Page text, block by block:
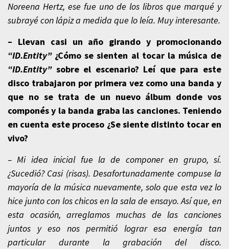
Noreena Hertz, ese fue uno de los libros que marqué y
subrayé con lápiz a medida que lo leía. Muy interesante.
– Llevan casi un año girando y promocionando
“ID.Entity”¿Cómo se sienten al tocar la música de
“ID.Entity”sobre el escenario? Leí que para este
disco trabajaron por primera vez como una banda y
que no se trata de un nuevo álbum donde vos
componés y la banda graba las canciones. Teniendo
en cuenta este proceso ¿Se siente distinto tocar en
vivo?
– Mi idea inicial fue la de componer en grupo, sí.
¿Sucedió? Casi (risas). Desafortunadamente compuse la
mayoría de la música nuevamente, solo que esta vez lo
hice junto con los chicos en la sala de ensayo. Así que, en
esta ocasión, arreglamos muchas de las canciones
juntos y eso nos permitió lograr esa energía tan
particular durante la grabación del disco.